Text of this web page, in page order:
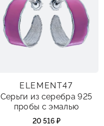
ELEMENT47
Серьги из серебра 925
пробы с эмалью
20 516 ₽